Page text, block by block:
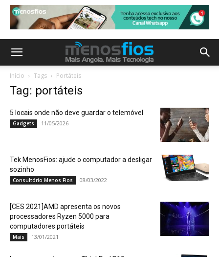
Início Tags Portáteis
Tag: portáteis
5 locais onde não deve guardar o telemóvel
Gadgets 11/05/2026
Tek MenosFios: ajude o computador a desligar
sozinho
Consultório Menos Fios 08/03/2022
[CES 2021]AMD apresenta os novos
processadores Ryzen 5000 para
computadores portáteis
Mais 13/01/2021